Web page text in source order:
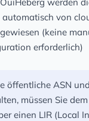
von
(keine
erforderlich)
öffentliche ASN
müssen Sie dem
einen LIR (Local